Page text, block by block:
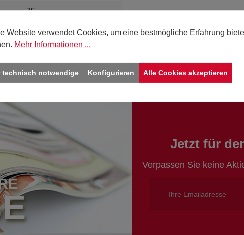
75
150
Jetzt für
Verpassen Sie keine
Website verwendet Cookies, um eine bestmögliche Erfahrung
Mehr Informationen ...
technisch notwendige Konfigurieren Alle Cookies akzeptieren